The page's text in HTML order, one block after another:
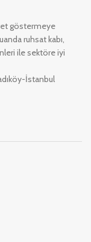
göstermeye
ruhsat kabı,
ile sektöre iyi
İstanbul